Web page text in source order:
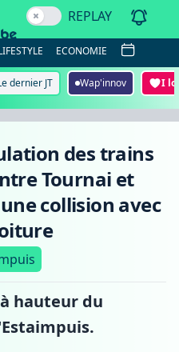
REPLAY
ECONOMIE
dernier JT Wap'innov I
des trains
Tournai et
collision avec
hauteur du